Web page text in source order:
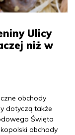
Ulicy
niż w
obchody
dotyczą także
Święta
obchody